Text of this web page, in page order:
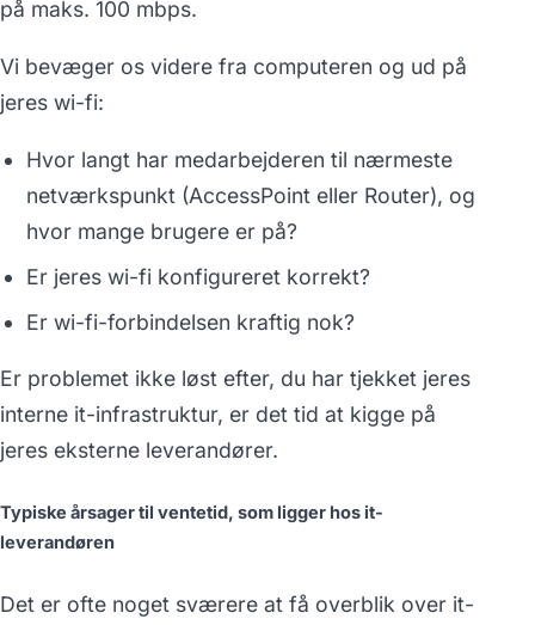
på maks. 100 mbps.
Vi bevæger os videre fra computeren og ud på
jeres wi-fi:
Hvor langt har medarbejderen til nærmeste
netværkspunkt (AccessPoint eller Router), og
hvor mange brugere er på?
Er jeres wi-fi konfigureret korrekt?
Er wi-fi-forbindelsen kraftig nok?
Er problemet ikke løst efter, du har tjekket jeres
interne it-infrastruktur, er det tid at kigge på
jeres eksterne leverandører.
Typiske årsager til ventetid, som ligger hos it-
leverandøren
Det er ofte noget sværere at få overblik over it-